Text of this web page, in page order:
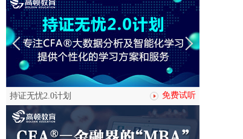
持证无忧2.0计划 免费试听